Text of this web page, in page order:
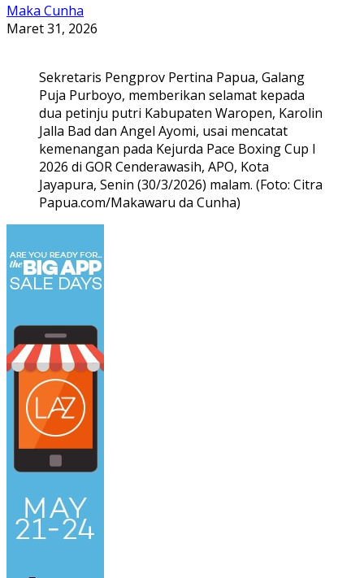
Maka Cunha
Maret 31, 2026
Sekretaris Pengprov Pertina Papua, Galang
Puja Purboyo, memberikan selamat kepada
dua petinju putri Kabupaten Waropen, Karolin
Jalla Bad dan Angel Ayomi, usai mencatat
kemenangan pada Kejurda Pace Boxing Cup I
2026 di GOR Cenderawasih, APO, Kota
Jayapura, Senin (30/3/2026) malam. (Foto: Citra
Papua.com/Makawaru da Cunha)